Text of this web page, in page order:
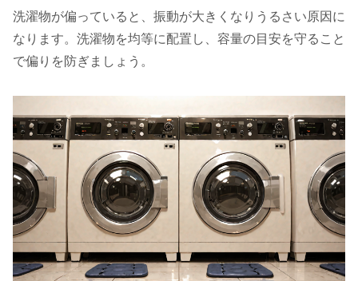
洗濯物が偏っていると、振動が大きくなりうるさい原因に
なります。洗濯物を均等に配置し、容量の目安を守ること
で偏りを防ぎましょう。